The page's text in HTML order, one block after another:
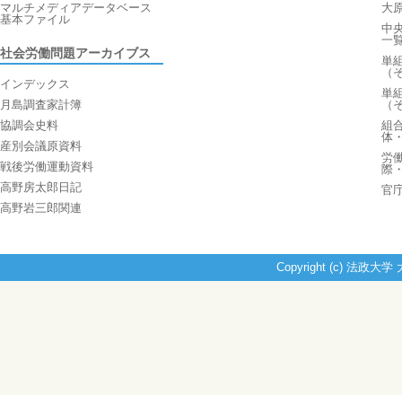
マルチメディアデータベース
基本ファイル
社会労働問題アーカイブス
インデックス
月島調査家計簿
協調会史料
産別会議原資料
戦後労働運動資料
高野房太郎日記
高野岩三郎関連
大
中
一
単
（
単
（
組
体
労
際
官
Copyright (c) 法政大学